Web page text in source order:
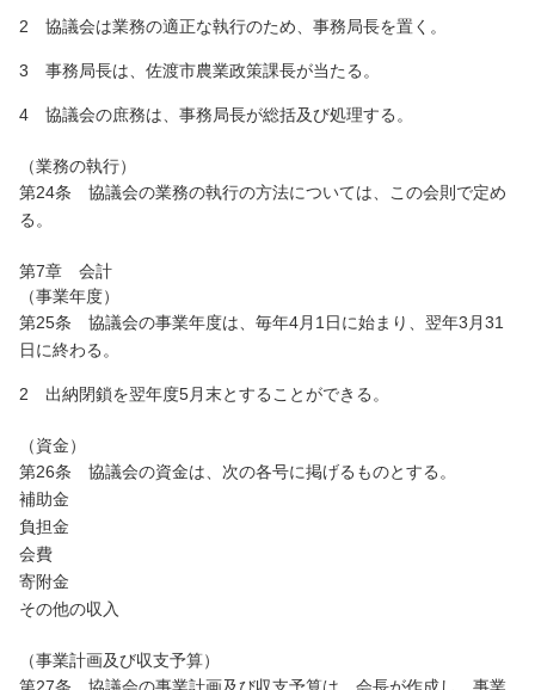
2 協議会は業務の適正な執行のため、事務局長を置く。
3 事務局長は、佐渡市農業政策課長が当たる。
4 協議会の庶務は、事務局長が総括及び処理する。
（業務の執行）
第24条 協議会の業務の執行の方法については、この会則で定め
る。
第7章 会計
（事業年度）
第25条 協議会の事業年度は、毎年4月1日に始まり、翌年3月31
日に終わる。
2 出納閉鎖を翌年度5月末とすることができる。
（資金）
第26条 協議会の資金は、次の各号に掲げるものとする。
補助金
負担金
会費
寄附金
その他の収入
（事業計画及び収支予算）
第27条 協議会の事業計画及び収支予算は、会長が作成し、事業